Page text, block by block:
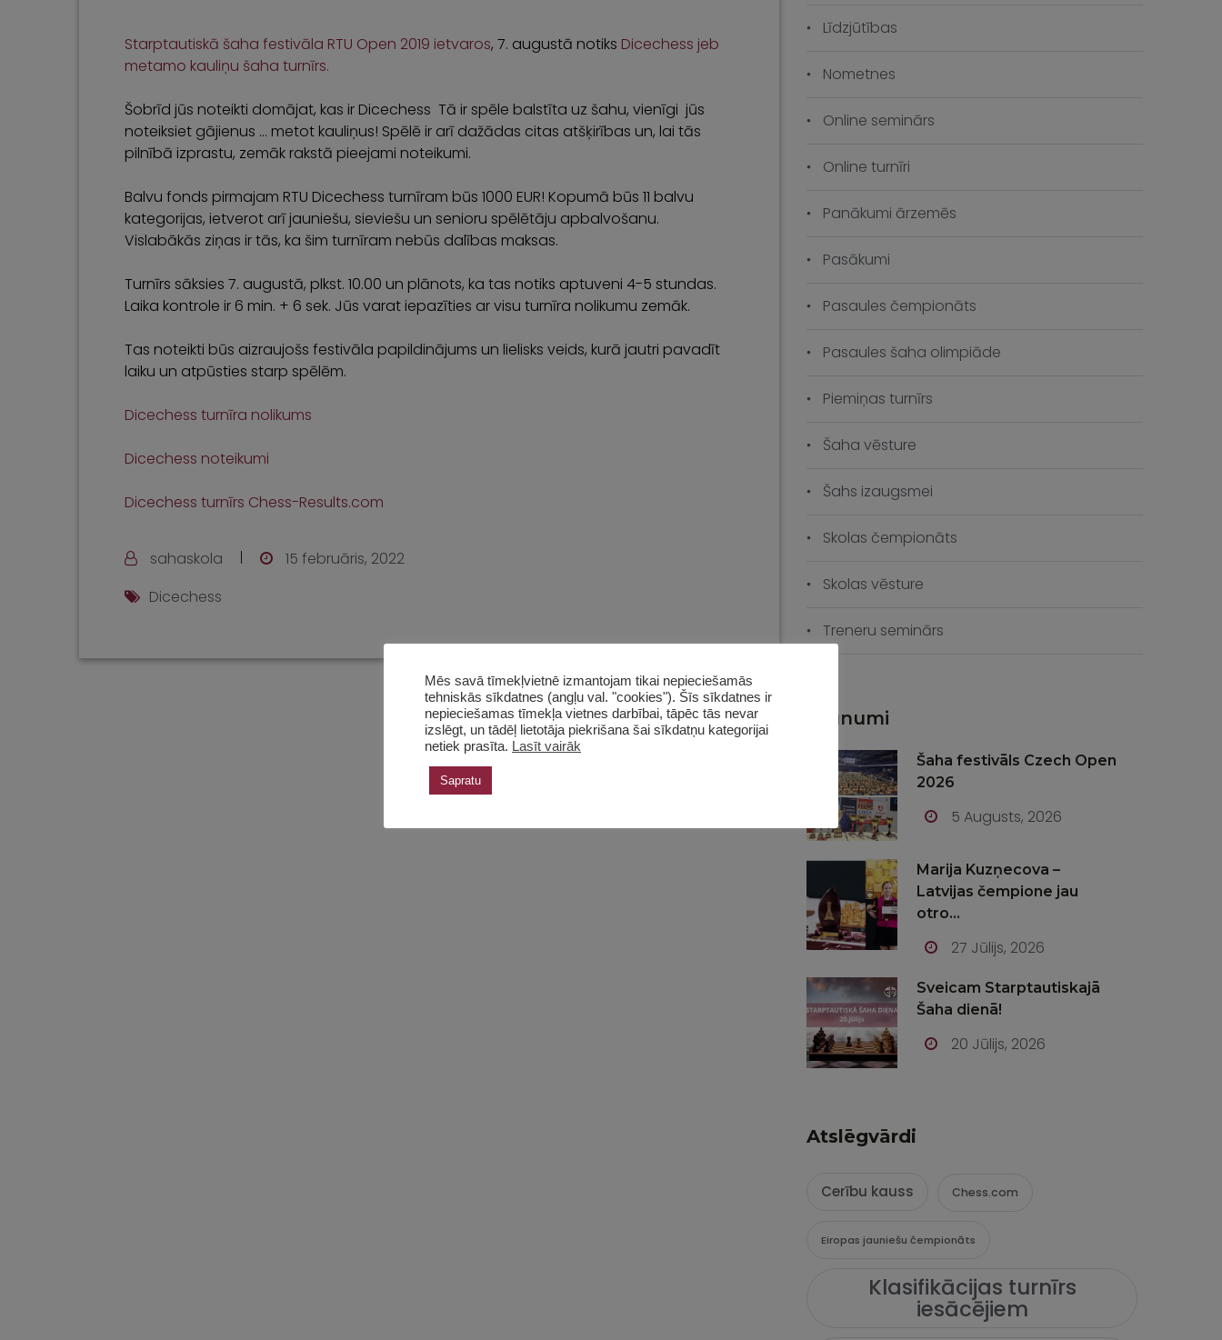
Starptautiskā šaha festivāla RTU Open 2019 ietvaros, 7. augustā notiks Dicechess jeb
metamo kauliņu šaha turnīrs.
Šobrīd jūs noteikti domājat, kas ir Dicechess Tā ir spēle balstīta uz šahu, vienīgi jūs
noteiksiet gājienus … metot kauliņus! Spēlē ir arī dažādas citas atšķirības un, lai tās
pilnībā izprastu, zemāk rakstā pieejami noteikumi.
Balvu fonds pirmajam RTU Dicechess turnīram būs 1000 EUR! Kopumā būs 11 balvu
kategorijas, ietverot arī jauniešu, sieviešu un senioru spēlētāju apbalvošanu.
Vislabākās ziņas ir tās, ka šim turnīram nebūs dalības maksas.
Turnīrs sāksies 7. augustā, plkst. 10.00 un plānots, ka tas notiks aptuveni 4-5 stundas.
Laika kontrole ir 6 min. + 6 sek. Jūs varat iepazīties ar visu turnīra nolikumu zemāk.
Tas noteikti būs aizraujošs festivāla papildinājums un lielisks veids, kurā jautri pavadīt
laiku un atpūsties starp spēlēm.
Dicechess turnīra nolikums
Dicechess noteikumi
Dicechess turnīrs Chess-Results.com
sahaskola
15 februāris, 2022
Dicechess
Līdzjūtības
Nometnes
Online seminārs
Online turnīri
Panākumi ārzemēs
Pasākumi
Pasaules čempionāts
Pasaules šaha olimpiāde
Piemiņas turnīrs
Šaha vēsture
Šahs izaugsmei
Skolas čempionāts
Skolas vēsture
Treneru seminārs
Jaunumi
Šaha festivāls Czech Open
2026
5 Augusts, 2026
Marija Kuzņecova –
Latvijas čempione jau
otro...
27 Jūlijs, 2026
Sveicam Starptautiskajā
Šaha dienā!
20 Jūlijs, 2026
Atslēgvārdi
Cerību kauss Chess.com
Eiropas jauniešu čempionāts
Klasifikācijas turnīrs
iesācējiem
Mēs savā tīmekļvietnē izmantojam tikai nepieciešamās
tehniskās sīkdatnes (angļu val. "cookies"). Šīs sīkdatnes ir
nepieciešamas tīmekļa vietnes darbībai, tāpēc tās nevar
izslēgt, un tādēļ lietotāja piekrišana šai sīkdatņu kategorijai
netiek prasīta. Lasīt vairāk
Sapratu